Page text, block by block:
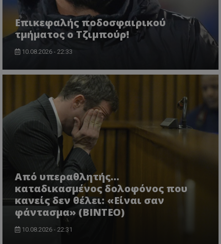
Επικεφαλής ποδοσφαιρικού
τμήματος ο Τζιμπούρ!
10.08.2026 - 22:33
Από υπεραθλητής...
καταδικασμένος δολοφόνος που
κανείς δεν θέλει: «Είναι σαν
φάντασμα» (BINTEO)
10.08.2026 - 22:31